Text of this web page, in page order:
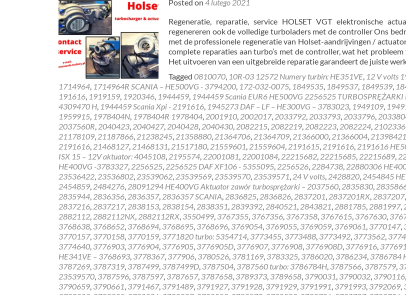
Posted on 4 lutego 2021
Regeneratie, reparatie, service HOLSET VGT elektronische
regenereren ook de volledige turboladers met de controller Ons
met de professionele regeneratie van Holset-aandrijvingen /
complete reparaties aan turbo’s met de controller, wat het
Het uitvoeren van een uitgebreide reparatie garandeert de juiste
Tagged 0810070, 10R-03 12572 Numery turbin: HE351VE, 12 V volts
1714964, 1714964R SCANIA – HE500VG - 3794200, 172-032-0075, 1849535, 1849537, 1849539,
191616, 1919159, 1920346, 1944459, 1944459 Scania EUR6 HE500VG 2256525 TURBOSPRĘŻARKI
4309470 H, 1944459 Scania Xpi - 2191616, 1945273 DAF – LF – HE300VG – 3783023, 1949109,
1959915, 1978404N, 1978404R 1978404, 2001910, 2002017, 2033792, 2033793, 2033796,
2037560R, 2040423, 2040427, 2040428, 2040430, 2082215, 2082219, 2082223, 2082224,
21178109, 21187866, 21238245, 21358880, 21364706, 21364709, 21366000, 21366004, 21398421
2191616, 21468127, 21468131, 21517180, 21559601, 21559604, 2191615, 2191616, 2191616
ISX 15 – 12V aktuator: 4045108, 2195574, 22001081, 22001084, 22215682, 22215685, 22215689,
HE400VG -3783327, 2256525, 2256525 DAF XF106 - 5355095, 2256526, 2284738, 22880306
23536422, 23536802, 23539062, 23539569, 23539570, 23539571, 24 V volts, 2428820, 2454845
2454859, 2484276, 28091294 HE400VG Aktuator zawór turbosprężarki – 2037560, 2835830,
2835944, 2836356, 2836357, 2836357 SCANIA, 2836825, 2836826, 2837201, 2837201RX, 2837207,
2837216, 2837217, 2838153, 2838154, 2838351, 2839392, 2840521, 2843821, 2881785, 2881997,
2882112, 2882112NX, 2882112RX, 3550499, 3767355, 3767356, 3767358, 3767615, 3767630,
3768638, 3768652, 3768694, 3768695, 3768696, 3769054, 3769055, 3769059, 3769061, 3770147,
3770157, 3770158, 3770159, 3771820 turbo: 5354714, 3773455, 3773488, 3773492, 3773562,
3774640, 3776903, 3776904, 3776905, 3776905D, 3776907, 3776908, 3776908D, 3776916,
HE341VE – 3768693, 3778367, 377906, 3780526, 3781169, 3783325, 3786020, 3786234, 3786784
3787269, 3787319, 3787499, 3787499D, 3787504, 3787560 turbo: 3786784H, 3787566, 3787579,
23539570, 3787596, 3787597, 3787657, 3787658, 3789373, 3789658, 3790031, 3790032, 3790116,
3790659, 3790661, 3791467, 3791489, 3791927, 3791928, 3791929, 3791991, 3791993, 3792069,